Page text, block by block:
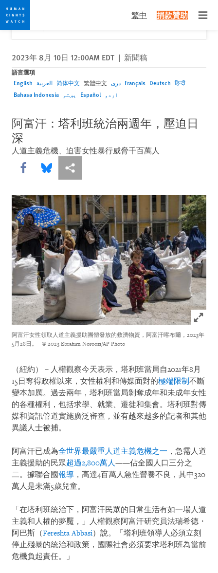
Skip
to
cookie
privacy
notice
Skip
to
main
content
繁中 捐款贊助
Would you like to read this page in English?
Yes
✕
2023年 8月 10日 12:00AM EDT | 新聞稿
語言選項
English العربية 简体中文 繁體中文 دری Français Deutsch हिन्दी
Bahasa Indonesia پښتو Español اردو
阿富汗：塔利班統治兩週年，壓迫日
深
人道主義危機、迫害女性暴行威脅千百萬人
Share this via Facebook
Share this via Bluesky
More sharing options
Click to
阿富汗女性領取人道主義援助團體發放的救濟物資，阿富汗喀布爾，2023年
5月28日。
© 2023 Ebrahim Noroozi/AP Photo
（紐約）－人權觀察今天表示，塔利班當局自2021年8月
15日奪得政權以來，女性權利和傳媒面對的極端限制 不斷
變本加厲。過去兩年，塔利班當局剝奪成年和未成年女性
的各種權利，包括求學、就業、遷徙和集會。塔利班對傳
媒和資訊管道實施廣泛審查，並有越來越多的記者和其他
異議人士被捕。
阿富汗已成為全世界最嚴重人道主義危機之一 ，急需人道
主義援助的民眾超過2,800萬人——佔全國人口三分之
二。據聯合國報導 ，高達4百萬人急性營養不良，其中320
萬人是未滿5歲兒童。
「在塔利班統治下，阿富汗民眾的日常生活有如一場人道
主義和人權的夢魘，」人權觀察阿富汗研究員法瑞希德・
阿巴斯（Fereshta Abbasi）說。「塔利班領導人必須立刻
停止殘暴的統治和政策，國際社會必須要求塔利班為當前
危機負起責任。」